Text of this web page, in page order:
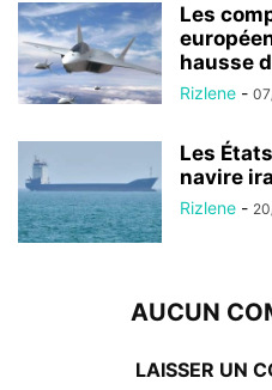
Les
hausse
Rizlene -
Les
navire
Rizlene -
AUCUN
LAISSER UN